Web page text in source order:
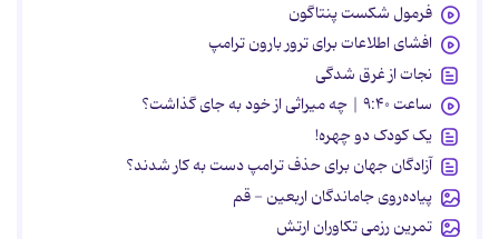
فرمول شکست پنتاگون
افشای اطلاعات برای ترور بارون ترامپ
نجات از غرق شدگی
ساعت ۹:۴۰ | چه میراثی از خود به جای گذاشت؟
یک کودک دو چهره!
آزادگان جهان برای حذف ترامپ دست به کار شدند؟
پیاده‌روی جاماندگان اربعین - قم
تمرین رزمی تکاوران ارتش